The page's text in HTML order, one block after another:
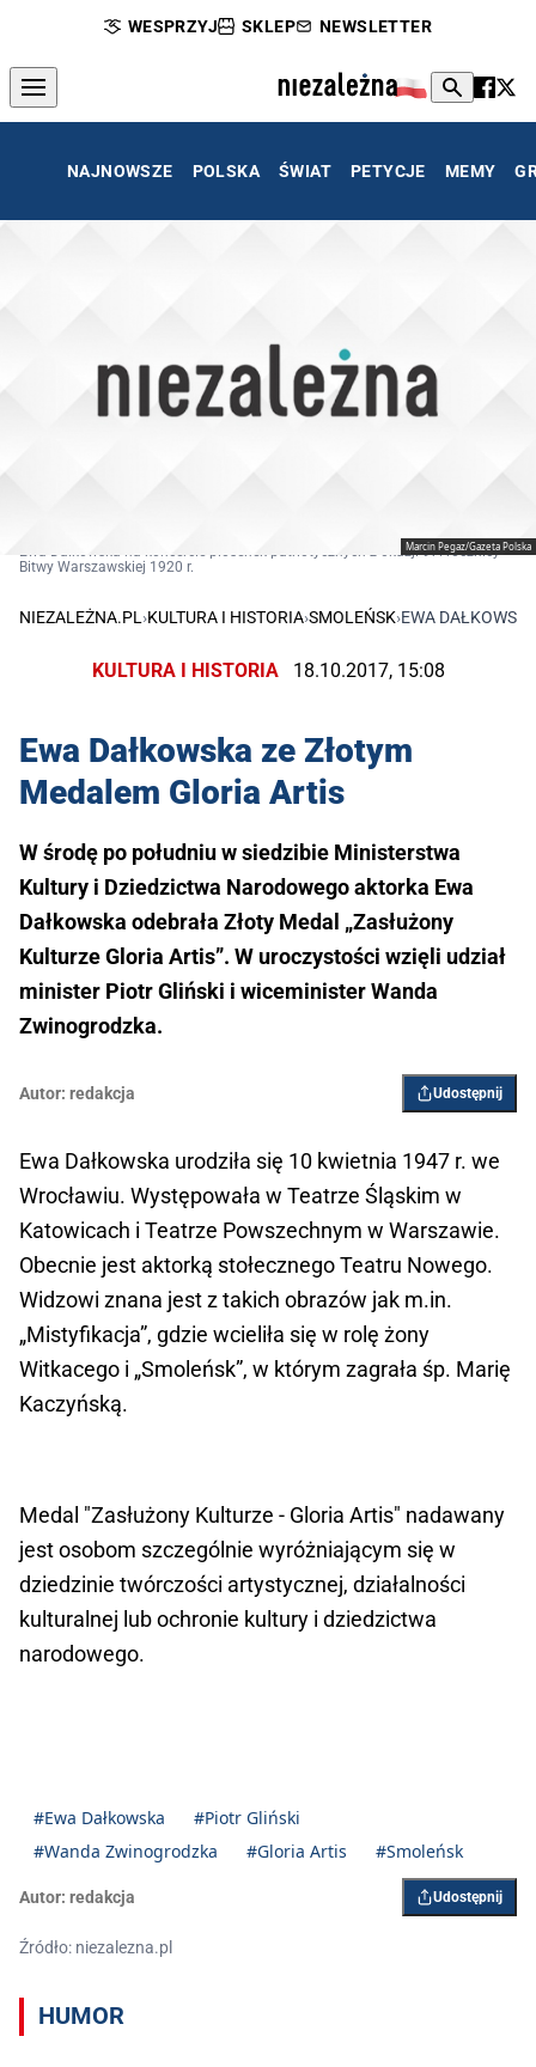
WESPRZYJ SKLEP NEWSLETTER
NAJNOWSZE POLSKA ŚWIAT PETYCJE MEMY
Marcin Pegaz/Gazeta Polska
Ewa Dałkowska na koncercie piosenek patriotycznych z okazji 97. rocznicy
Bitwy Warszawskiej 1920 r.
NIEZALEŻNA.PL ›KULTURA I HISTORIA›SMOLEŃSK›EWA
KULTURA I HISTORIA 18.10.2017, 15:08
Ewa Dałkowska ze Złotym
Medalem Gloria Artis
W środę po południu w siedzibie Ministerstwa
Kultury i Dziedzictwa Narodowego aktorka Ewa
Dałkowska odebrała Złoty Medal „Zasłużony
Kulturze Gloria Artis”. W uroczystości wzięli udział
minister Piotr Gliński i wiceminister Wanda
Zwinogrodzka.
Autor: redakcja Udostępnij
Ewa Dałkowska urodziła się 10 kwietnia 1947 r. we
Wrocławiu. Występowała w Teatrze Śląskim w
Katowicach i Teatrze Powszechnym w Warszawie.
Obecnie jest aktorką stołecznego Teatru Nowego.
Widzowi znana jest z takich obrazów jak m.in.
„Mistyfikacja”, gdzie wcieliła się w rolę żony
Witkacego i „Smoleńsk”, w którym zagrała śp. Marię
Kaczyńską.
Medal "Zasłużony Kulturze - Gloria Artis" nadawany
jest osobom szczególnie wyróżniającym się w
dziedzinie twórczości artystycznej, działalności
kulturalnej lub ochronie kultury i dziedzictwa
narodowego.
#Ewa Dałkowska
#Piotr Gliński
#Wanda Zwinogrodzka
#Gloria Artis #Smoleńsk
Autor: redakcja Udostępnij
Źródło: niezalezna.pl
HUMOR